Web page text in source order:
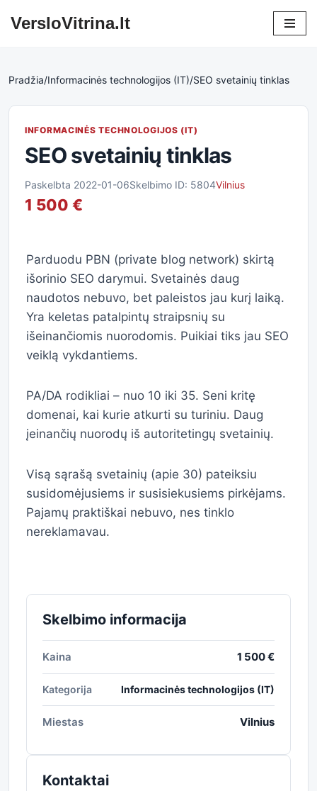
VersloVitrina.lt
Pradžia/Informacinės technologijos (IT)/SEO svetainių tinklas
INFORMACINĖS TECHNOLOGIJOS (IT)
SEO svetainių tinklas
Paskelbta 2022-01-06Skelbimo ID: 5804Vilnius
1 500 €
Parduodu PBN (private blog network) skirtą
išorinio SEO darymui. Svetainės daug
naudotos nebuvo, bet paleistos jau kurį laiką.
Yra keletas patalpintų straipsnių su
išeinančiomis nuorodomis. Puikiai tiks jau SEO
veiklą vykdantiems.
PA/DA rodikliai – nuo 10 iki 35. Seni kritę
domenai, kai kurie atkurti su turiniu. Daug
įeinančių nuorodų iš autoritetingų svetainių.
Visą sąrašą svetainių (apie 30) pateiksiu
susidomėjusiems ir susisiekusiems pirkėjams.
Pajamų praktiškai nebuvo, nes tinklo
nereklamavau.
Skelbimo informacija
Kaina 1 500 €
Kategorija Informacinės technologijos (IT)
Miestas Vilnius
Kontaktai